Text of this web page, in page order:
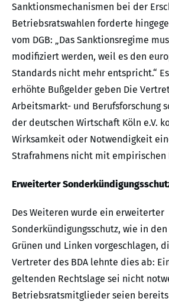
Sanktionsmechanismen bei der
Betriebsratswahlen forderte
vom DGB: „Das Sanktionsregime
modifiziert werden, weil es den
Standards nicht mehr entspricht.“
erhöhte Bußgelder geben Die
Arbeitsmarkt- und Berufsforschung
der deutschen Wirtschaft Köln e.V.
Wirksamkeit oder Notwendigkeit
Strafrahmens nicht mit empirischen
Erweiterter
Des Weiteren wurde ein erweiterter
Sonderkündigungsschutz, wie in den
Grünen und Linken vorgeschlagen,
Vertreter des BDA lehnte dies ab:
geltenden Rechtslage sei nicht
Betriebsratsmitglieder seien bereits